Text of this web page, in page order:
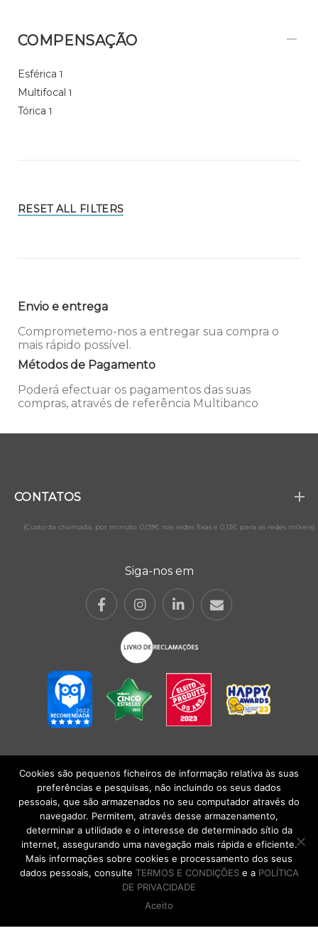
COMPENSAÇÃO
Esférica 1
Multifocal 1
Tórica 1
RESET ALL FILTERS
Envio e entrega
Comprometemo-nos a entregar sua compra o
mais rápido possível.
Métodos de Pagamento
Poderá efectuar os pagamentos das suas
compras, através de referência Multibanco
CONTATOS
(Custo da chamada, por minuto: 0,09€ nas redes fixas e 0,13€ para as redes móveis)
Siga-nos em
POLÍTICA DE PRIVACIDADE|TERMOS E CONDIÇÕESlCONDIÇÕES
GERAIS DE VENDA| Alberto Oculista, SA 2026. Todos os direitos reservados.
DE VOLTA AO TOPO
Cookies são pequenos ficheiros de informação relativa às suas
preferências e pesquisas, não incluindo os seus dados
pessoais, que são armazenados no seu computador através do
navegador. Permitem, através desse armazenamento,
determinar a utilidade e o interesse de determinado sítio da
internet, assegurando uma navegação mais rápida e eficiente.
Mais informações sobre cookies e processamento dos seus
dados pessoais, consulte TERMOS E CONDIÇÕESe a POLÍTICA
DE PRIVACIDADE
Aceito